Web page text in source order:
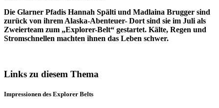
Die Glarner Pfadis Hannah Spälti und Madlaina Brugger sind
zurück von ihrem Alaska-Abenteuer- Dort sind sie im Juli als
Zweierteam zum „Explorer-Belt“ gestartet. Kälte, Regen und
Stromschnellen machten ihnen das Leben schwer.
Links zu diesem Thema
Impressionen des Explorer Belts